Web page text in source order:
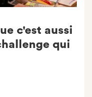
c'est aussi
qui